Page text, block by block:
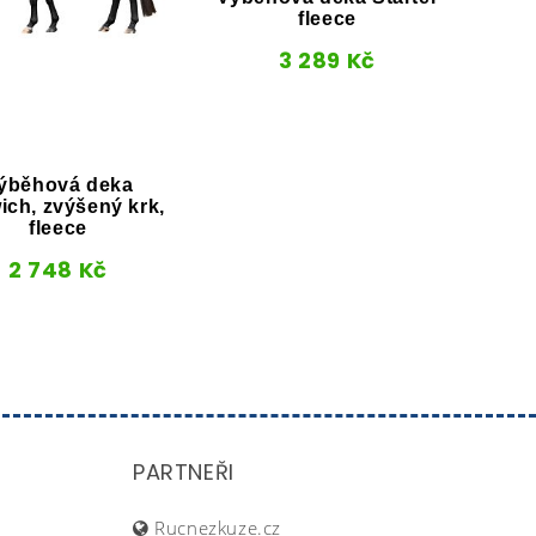
deka
zvýšený krk,
fleece
2 748 Kč
fleece
3 289 Kč
PARTNEŘI
Rucnezkuze.cz